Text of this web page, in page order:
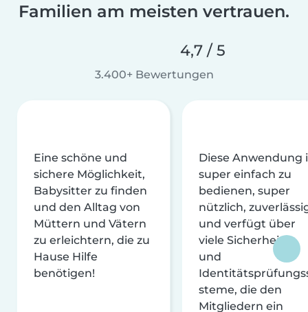
Familien am meisten vertrauen.
4,7 / 5
3.400+ Bewertungen
Eine schöne und
sichere Möglichkeit,
Babysitter zu finden
und den Alltag von
Müttern und Vätern
zu erleichtern, die zu
Hause Hilfe
benötigen!
Diese Anwendung
super einfach zu
bedienen, super
nützlich,
und verfügt über
viele Sicherheits-
und
steme, die den
Mitgliedern ein